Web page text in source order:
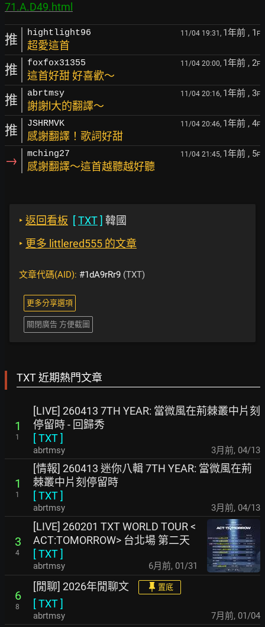
71.A.D49.html
推 hightlight96 11/04 19:31, 1年前 , 1 F
超愛這首
推 foxfox31355 11/04 20:00, 1年前 , 2F
這首好甜 好喜歡～
推 abrtmsy 11/04 20:16, 1年前 , 3F
謝謝l大的翻譯～
推 JSHRMVK 11/04 20:46, 1年前 , 4F
感謝翻譯！歌詞好甜
→ mching27 11/04 21:45, 1年前 , 5F
感謝翻譯～這首越聽越好聽
‣ 返回看板 [TXT] 韓國
‣ 更多 littlered555 的文章
文章代碼(AID): #1dA9rRr9 (TXT)
更多分享選項
關閉廣告 方便截圖
TXT 近期熱門文章
1
1
[LIVE] 260413 7TH YEAR: 當微風在荊棘叢中片刻
停留時 - 回歸秀
[TXT]
abrtmsy 3月前, 04/13
1
1
[情報] 260413 迷你八輯 7TH YEAR: 當微風在荊
棘叢中片刻停留時
[TXT]
abrtmsy 3月前, 04/13
3
4
[LIVE] 260201 TXT WORLD TOUR <
ACT:TOMORROW> 台北場 第二天
[TXT]
abrtmsy 6月前, 01/31
6
8
[閒聊] 2026年閒聊文 置底
[TXT]
abrtmsy 7月前, 01/04